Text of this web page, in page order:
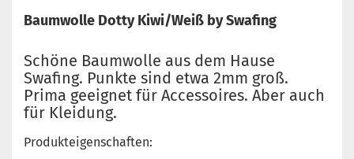
Baumwolle Dotty Kiwi/Weiß by Swafing
Schöne Baumwolle aus dem Hause
Swafing. Punkte sind etwa 2mm groß.
Prima geeignet für Accessoires. Aber auch
für Kleidung.
Produkteigenschaften: